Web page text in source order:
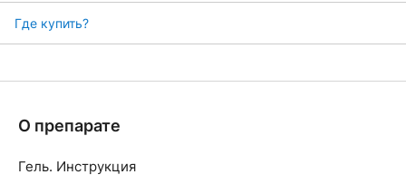
Где купить?
О препарате
Гель. Инструкция